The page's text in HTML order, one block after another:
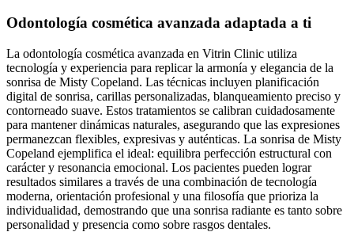
Odontología cosmética avanzada adaptada a ti
La odontología cosmética avanzada en Vitrin Clinic utiliza
tecnología y experiencia para replicar la armonía y elegancia de la
sonrisa de Misty Copeland. Las técnicas incluyen planificación
digital de sonrisa, carillas personalizadas, blanqueamiento preciso y
contorneado suave. Estos tratamientos se calibran cuidadosamente
para mantener dinámicas naturales, asegurando que las expresiones
permanezcan flexibles, expresivas y auténticas. La sonrisa de Misty
Copeland ejemplifica el ideal: equilibra perfección estructural con
carácter y resonancia emocional. Los pacientes pueden lograr
resultados similares a través de una combinación de tecnología
moderna, orientación profesional y una filosofía que prioriza la
individualidad, demostrando que una sonrisa radiante es tanto sobre
personalidad y presencia como sobre rasgos dentales.